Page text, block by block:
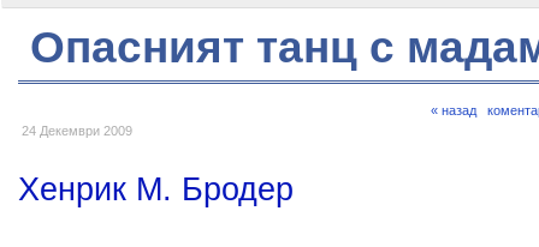
Опасният танц с
24 Декември 2009
« назад
Хенрик М. Бродер